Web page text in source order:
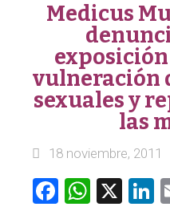
Medicus
vulneración
sexuales y
las
18 noviembre, 2011
Facebook
X